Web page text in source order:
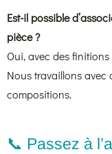
Est-il possible
pièce ?
Oui, avec des
Nous travaillons avec
compositions.
📞 Passez à